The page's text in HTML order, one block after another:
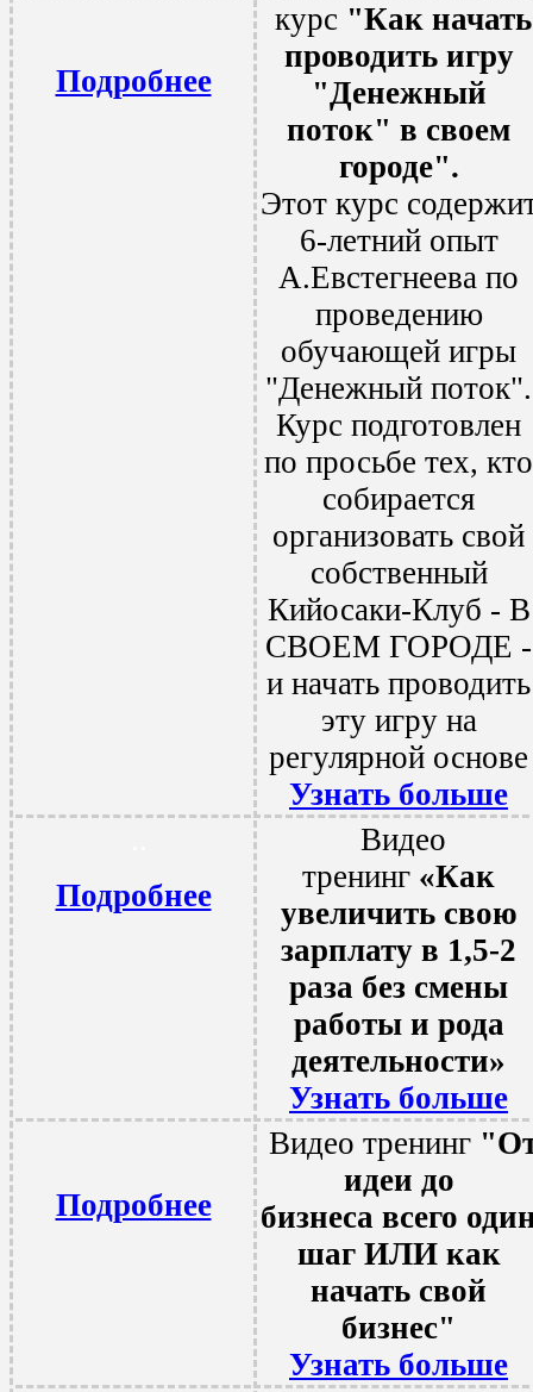
Подробнее
курс "Как начать
проводить игру
"Денежный
поток" в своем
городе".
Этот курс
6-летний опыт
А.Евстегнеева по
проведению
обучающей игры
"Денежный поток".
Курс подготовлен
по просьбе тех, кто
собирается
организовать свой
собственный
Кийосаки-Клуб - В
СВОЕМ ГОРОДЕ -
и начать проводить
эту игру на
регулярной основе
Узнать больше
Подробнее
Видео
тренинг «Как
увеличить свою
зарплату в 1,5-2
раза без смены
работы и рода
деятельности»
Узнать больше
Подробнее
Видео тренинг
идеи до
бизнеса всего
шаг ИЛИ как
начать свой
бизнес"
Узнать больше